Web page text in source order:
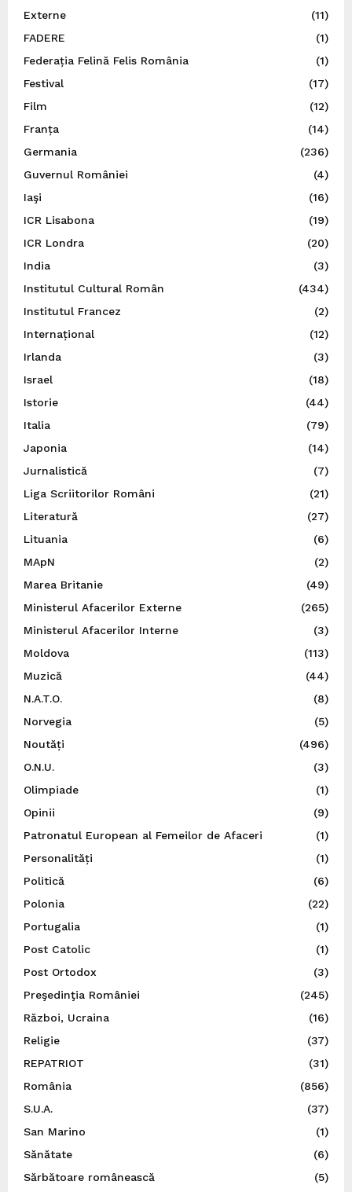
Externe
(11)
FADERE
(1)
Federația Felină Felis România
(1)
Festival
(17)
Film
(12)
Franța
(14)
Germania
(236)
Guvernul României
(4)
Iaşi
(16)
ICR Lisabona
(19)
ICR Londra
(20)
India
(3)
Institutul Cultural Român
(434)
Institutul Francez
(2)
Internațional
(12)
Irlanda
(3)
Israel
(18)
Istorie
(44)
Italia
(79)
Japonia
(14)
Jurnalistică
(7)
Liga Scriitorilor Români
(21)
Literatură
(27)
Lituania
(6)
MApN
(2)
Marea Britanie
(49)
Ministerul Afacerilor Externe
(265)
Ministerul Afacerilor Interne
(3)
Moldova
(113)
Muzică
(44)
N.A.T.O.
(8)
Norvegia
(5)
Noutăți
(496)
O.N.U.
(3)
Olimpiade
(1)
Opinii
(9)
Patronatul European al Femeilor de Afaceri
(1)
Personalități
(1)
Politică
(6)
Polonia
(22)
Portugalia
(1)
Post Catolic
(1)
Post Ortodox
(3)
Preşedinţia României
(245)
Război, Ucraina
(16)
Religie
(37)
REPATRIOT
(31)
România
(856)
S.U.A.
(37)
San Marino
(1)
Sănătate
(6)
Sărbătoare românească
(5)